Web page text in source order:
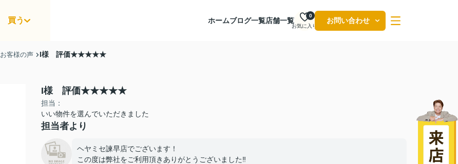
買う ホームブログ一覧店舗一覧
お気に入り
0
お問い合わせ
お客様の声 I様 評価★★★★★
I様 評価★★★★★
担当：
いい物件を選んでいただきました
担当者より
ヘヤミセ諫早店でございます！
この度は弊社をご利用頂きありがとうございました‼